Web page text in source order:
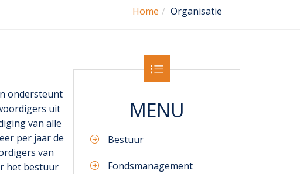
Home Organisatie
ondersteunt
uit
van alle
per jaar de
van
het bestuur
MENU
Bestuur
Fondsmanagement